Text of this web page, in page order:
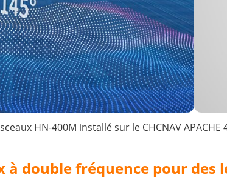
HN-400M installé sur le CHCNAV
à double fréquence pour des